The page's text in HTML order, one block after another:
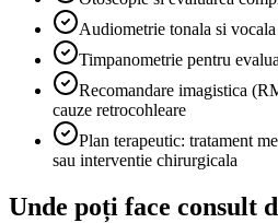
Audiometrie tonala si vocala
Timpanometrie pentru
Recomandare imagistica
cauze retrocohleare
Plan terapeutic: tratament
sau interventie chirurgicala
Unde poți face consult